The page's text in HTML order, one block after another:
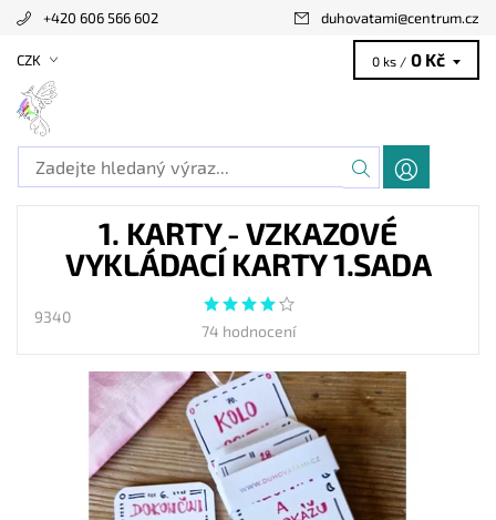
+420 606 566 602 duhovatami@centrum.cz
CZK 0 ks / 0 Kč
1. KARTY - VZKAZOVÉ
VYKLÁDACÍ KARTY 1.SADA
9340
74 hodnocení